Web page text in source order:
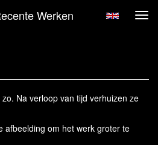
Werken
Na verloop van tijd verhuizen ze
afbeelding om het werk groter te